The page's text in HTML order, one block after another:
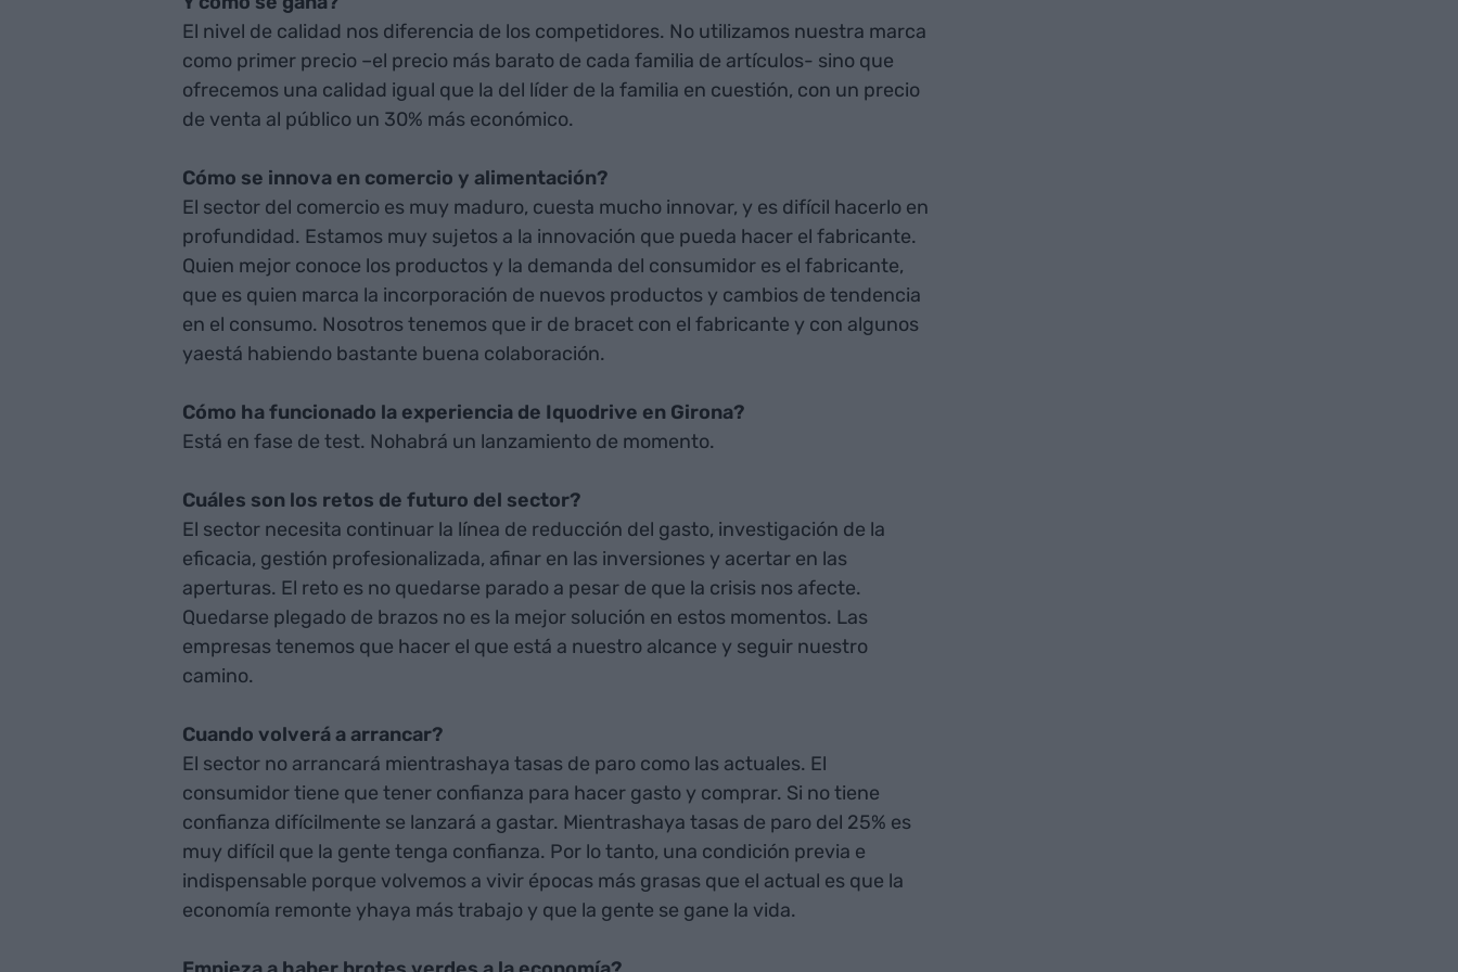
El nivel de calidad nos diferencia de los competidores. No utilizamos nuestra marca
como primer precio –el precio más barato de cada familia de artículos- sino que
ofrecemos una calidad igual que la del líder de la familia en cuestión, con un precio
de venta al público un 30% más económico.
Cómo se innova en comercio y alimentación?
El sector del comercio es muy maduro, cuesta mucho innovar, y es difícil hacerlo en
profundidad. Estamos muy sujetos a la innovación que pueda hacer el fabricante.
Quien mejor conoce los productos y la demanda del consumidor es el fabricante,
que es quien marca la incorporación de nuevos productos y cambios de tendencia
en el consumo. Nosotros tenemos que ir de bracet con el fabricante y con algunos
yaestá habiendo bastante buena colaboración.
Cómo ha funcionado la experiencia de Iquodrive en Girona?
Está en fase de test. Nohabrá un lanzamiento de momento.
Cuáles son los retos de futuro del sector?
El sector necesita continuar la línea de reducción del gasto, investigación de la
eficacia, gestión profesionalizada, afinar en las inversiones y acertar en las
aperturas. El reto es no quedarse parado a pesar de que la crisis nos afecte.
Quedarse plegado de brazos no es la mejor solución en estos momentos. Las
empresas tenemos que hacer el que está a nuestro alcance y seguir nuestro
camino.
Cuando volverá a arrancar?
El sector no arrancará mientrashaya tasas de paro como las actuales. El
consumidor tiene que tener confianza para hacer gasto y comprar. Si no tiene
confianza difícilmente se lanzará a gastar. Mientrashaya tasas de paro del 25% es
muy difícil que la gente tenga confianza. Por lo tanto, una condición previa e
indispensable porque volvemos a vivir épocas más grasas que el actual es que la
economía remonte yhaya más trabajo y que la gente se gane la vida.